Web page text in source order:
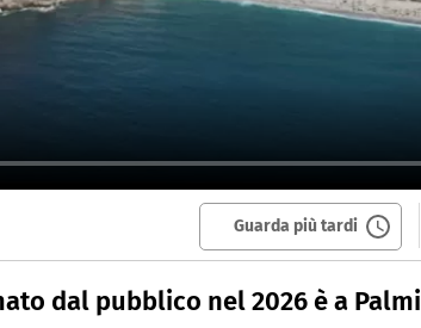
Guarda più tardi
dal pubblico nel 2026 è a Palmi